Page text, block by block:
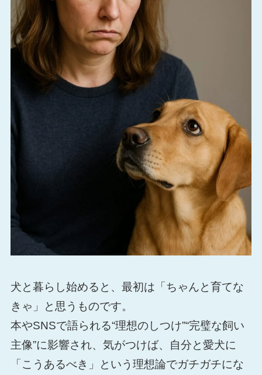
犬と暮らし始めると、最初は「ちゃんと育てな
きゃ」と思うものです。
本やSNSで語られる“理想のしつけ”“完璧な飼い
主像”に影響され、気がつけば、自分と愛犬に
「こうあるべき」という理想論でガチガチにな